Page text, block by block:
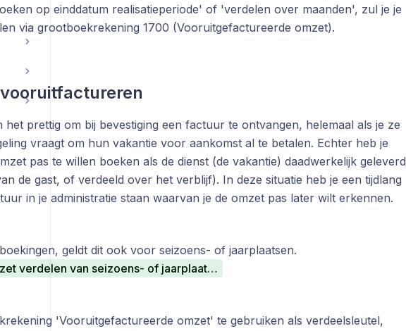
op einddatum realisatieperiode' of 'verdelen over maanden', zul je je
via grootboekrekening 1700 (Vooruitgefactureerde omzet).
het prettig om bij bevestiging een factuur te ontvangen, helemaal als je ze
vraagt om hun vakantie voor aankomst al te betalen. Echter heb je
pas te willen boeken als de dienst (de vakantie) daadwerkelijk geleverd
de gast, of verdeeld over het verblijf). In deze situatie heb je een tijdlang
in je administratie staan waarvan je de omzet pas later wilt erkennen.
geldt dit ook voor seizoens- of jaarplaatsen.
Omzet verdelen van seizoens- of jaarplaatsen
'Vooruitgefactureerde omzet' te gebruiken als verdeelsleutel,